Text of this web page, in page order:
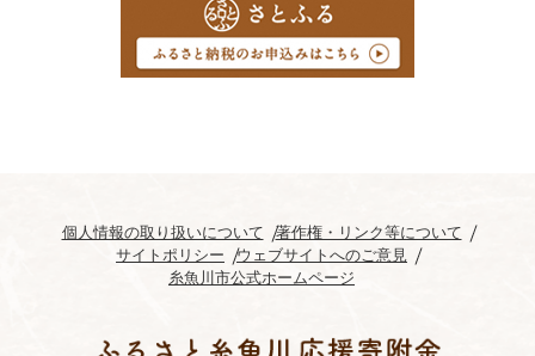
個人情報の取り扱いについて
著作権・リンク等について
サイトポリシー
ウェブサイトへのご意見
糸魚川市公式ホームページ